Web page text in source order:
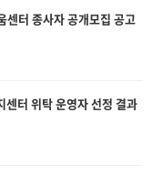
센터 종사자 공개모집 공고
터 위탁 운영자 선정 결과